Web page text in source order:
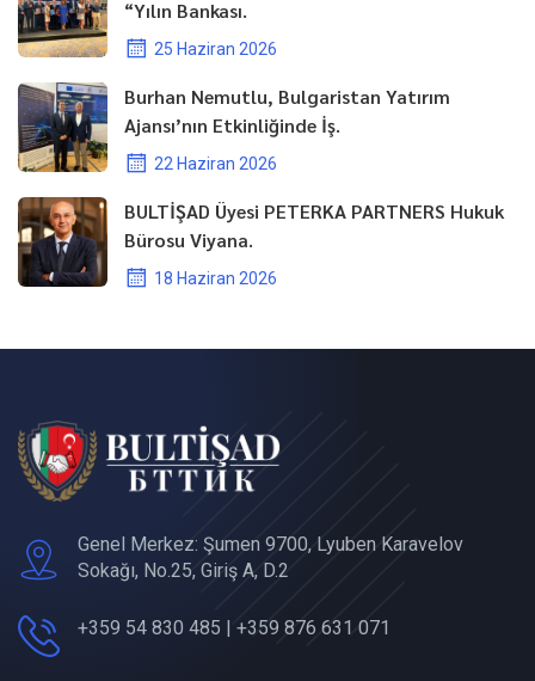
“Yılın Bankası.
25 Haziran 2026
Burhan Nemutlu, Bulgaristan Yatırım
Ajansı’nın Etkinliğinde İş.
22 Haziran 2026
BULTİŞAD Üyesi PETERKA PARTNERS Hukuk
Bürosu Viyana.
18 Haziran 2026
Genel Merkez: Şumen 9700, Lyuben Karavelov
Sokağı, No.25, Giriş A, D.2
+359 54 830 485 | +359 876 631 071